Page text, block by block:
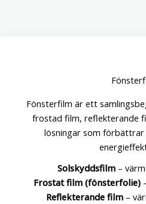
Fönsterfilm är ett
frostad film, reflekterande
lösningar som
Solskyddsfilm –
Frostat film (fönsterfolie)
Reflekterande film–